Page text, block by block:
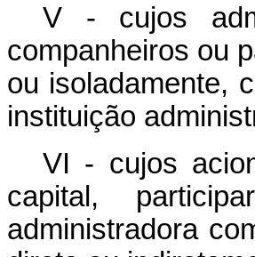
V - cujos
companheiros ou
ou isoladamente,
instituição
VI - cujos
capital,
administradora